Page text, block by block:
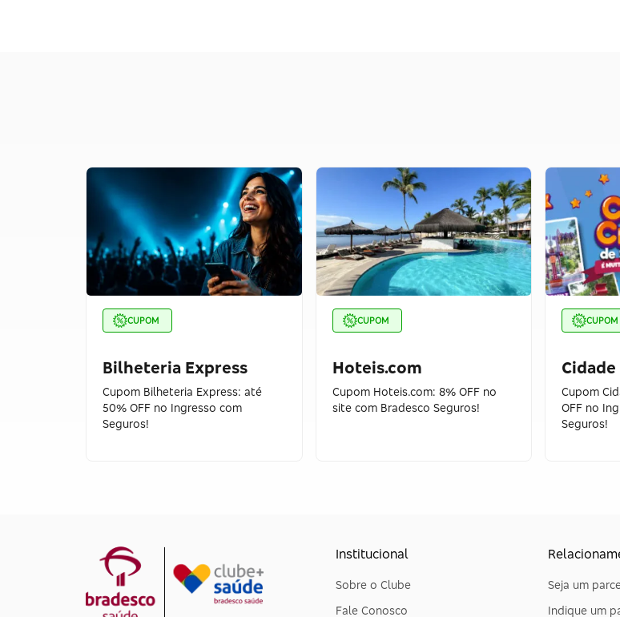
CUPOM
Bilheteria Express
Cupom Bilheteria Express: até
50% OFF no Ingresso com
Seguros!
CUPOM
Hoteis.com
Cupom Hoteis.com: 8% OFF no
site com Bradesco Seguros!
CUPOM
Cupom
OFF no
Seguros!
Institucional
Sobre o Clube
Fale Conosco
Seja um
Indique um